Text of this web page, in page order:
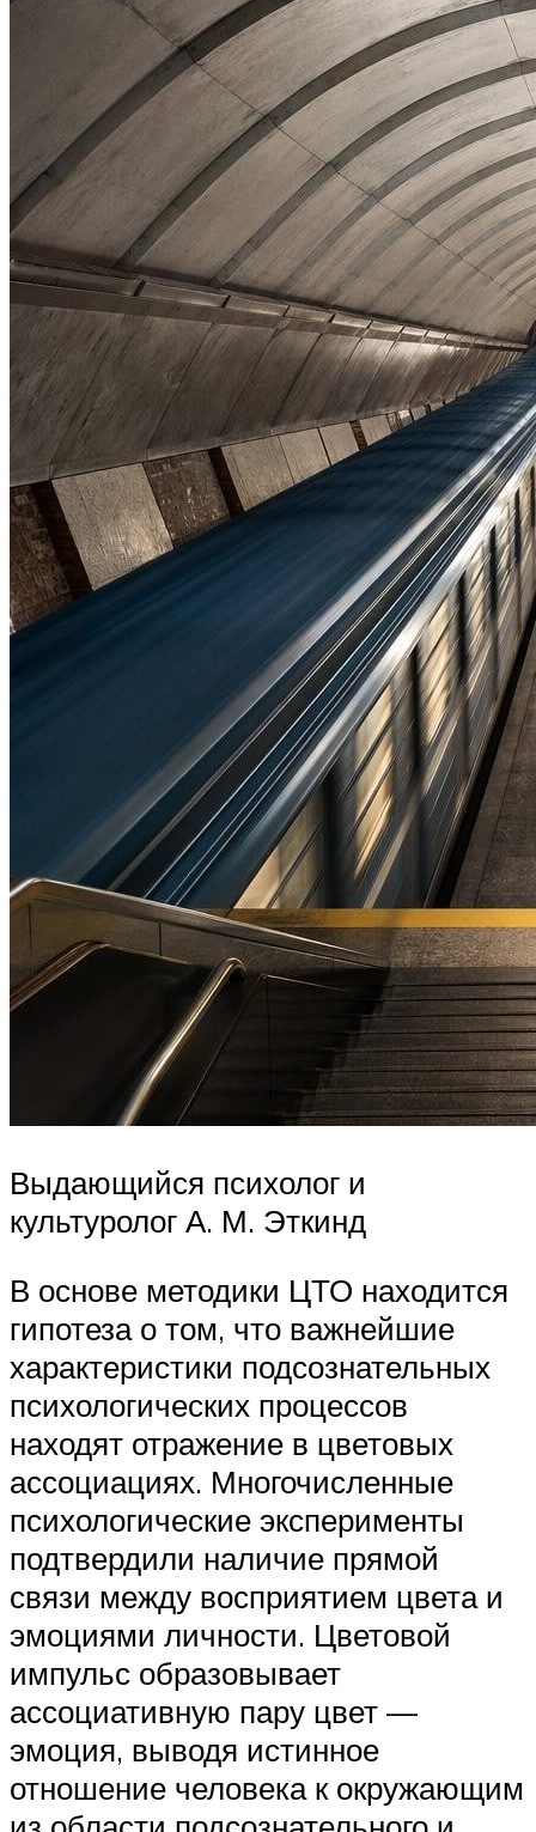
Выдающийся психолог и
культуролог А. М. Эткинд
В основе методики ЦТО находится
гипотеза о том, что важнейшие
характеристики подсознательных
психологических процессов
находят отражение в цветовых
ассоциациях. Многочисленные
психологические эксперименты
подтвердили наличие прямой
связи между восприятием цвета и
эмоциями личности. Цветовой
импульс образовывает
ассоциативную пару цвет —
эмоция, выводя истинное
отношение человека к окружающим